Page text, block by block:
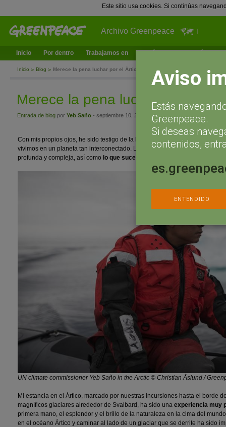
Este sitio usa cookies. Si continúas
Archivo Greenpeace
Inicio Por dentro Trabajamos en ¿Qué puedes hacer tú?
Inicio Blog Merece la pena luchar por el Ártico
Merece la pena luchar por el
Entrada de blog por Yeb Saño - septiembre 10, 2014 a las 16:31
Con mis propios ojos, he sido testigo de la belleza sublime y espectacular
vivimos en un planeta tan interconectado. Lo que ocurre en todo el mundo
profunda y compleja, así como lo que sucede aquí en el Ártico afecta al
UN climate commissioner Yeb Saño in the Arctic © Christian Åslund /
Mi estancia en el Ártico, marcado por nuestras incursiones hasta el borde
magníficos glaciares alrededor de Svalbard, ha sido una experiencia muy
primera mano, el esplendor y el brillo de la naturaleza en la cima del
en el océano Ártico y caminar al lado de un glaciar que se derrite ha sido
Aviso
Estás
Greenpeace.
Si deseas
contenidos,
ENTENDIDO